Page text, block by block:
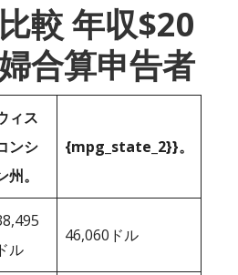
較 年収$20
合算申告者
ィス
ンシ
州。
{mpg_state_2}}。
ドル
46,060ドル